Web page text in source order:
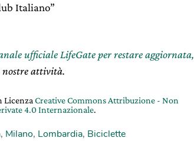
Italiano”
ufficiale LifeGate per restare aggiornata,
attività.
Licenza Creative Commons Attribuzione - Non
4.0 Internazionale.
, Milano, Lombardia, Biciclette